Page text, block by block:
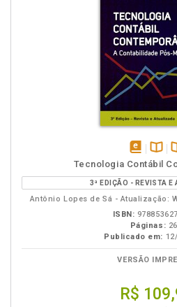
disponível
em
eBook
na
B.V.
Tecnologia Contábil
3ª EDIÇÃO - REVISTA E
Antônio Lopes de Sá - Atualização:
ISBN:
Páginas:
Publicado em:
VERSÃO
R$